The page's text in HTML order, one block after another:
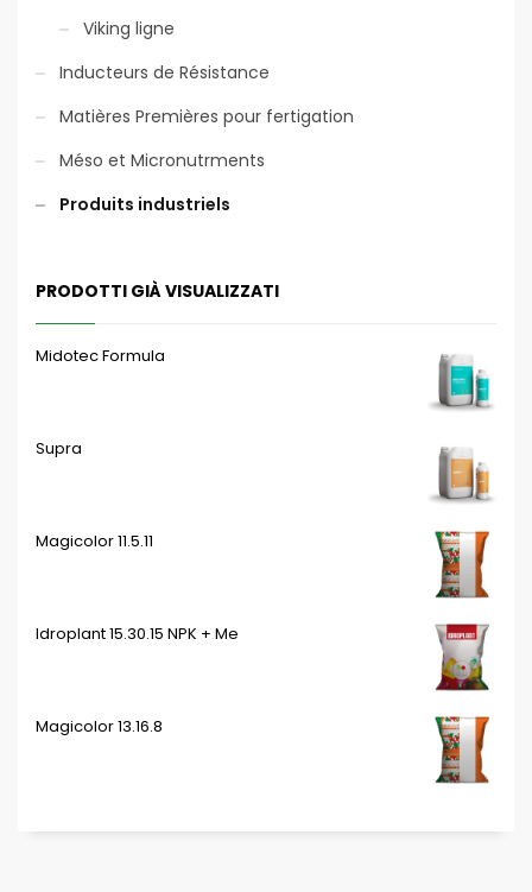
Viking ligne
Inducteurs de Résistance
Matières Premières pour fertigation
Méso et Micronutrments
Produits industriels
PRODOTTI GIÀ VISUALIZZATI
Midotec Formula
Supra
Magicolor 11.5.11
Idroplant 15.30.15 NPK + Me
Magicolor 13.16.8